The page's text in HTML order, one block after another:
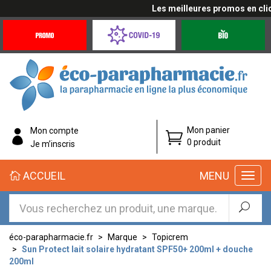
Les meilleures promos en
Offres
Coronavirus
éco-
parapharmacie.fr
éco-
parapharmacie.fr
Mon compte
Je m’inscris
Mon panier
0 produit
MENU
ACCUEIL
éco-parapharmacie.fr Marque
Topicrem
Sun Protect lait solaire hydratant SPF50+ 200ml + douche
200ml